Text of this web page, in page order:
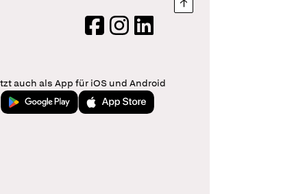
Nach oben springen
FacebookInstagram
LinkedIn
auch als App für iOS und Android
Jetzt bei Google PlayLaden im App Store